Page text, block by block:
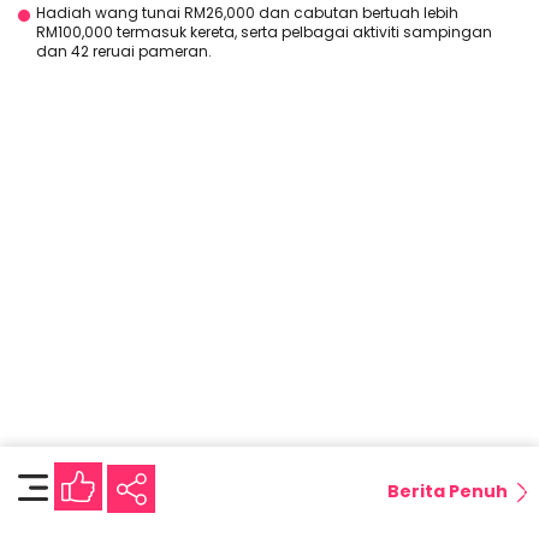
Hadiah wang tunai RM26,000 dan cabutan bertuah lebih
RM100,000 termasuk kereta, serta pelbagai aktiviti sampingan
dan 42 reruai pameran.
Berita Penuh